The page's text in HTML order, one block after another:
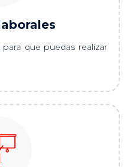
que puedas realizar